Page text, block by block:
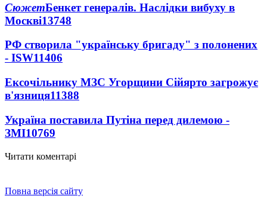
СюжетБенкет генералів. Наслідки вибуху в
Москві13748
РФ створила "українську бригаду" з полонених
- ISW11406
Ексочільнику МЗС Угорщини Сійярто загрожує
в'язниця11388
Україна поставила Путіна перед дилемою -
ЗМІ10769
Читати коментарі
Повна версія сайту